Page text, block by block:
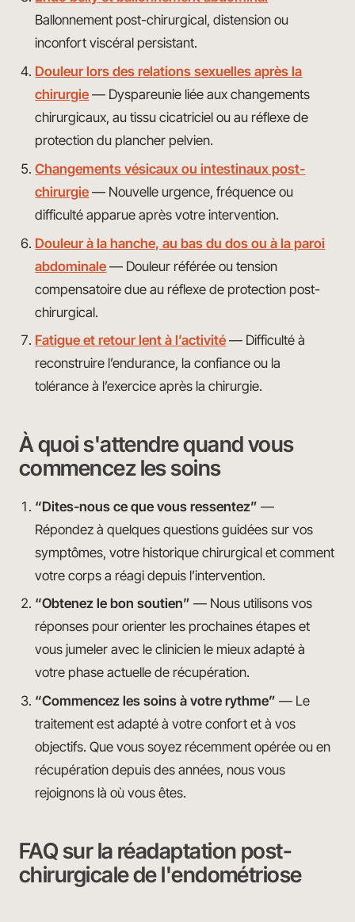
Ballonnement post-chirurgical, distension ou
inconfort viscéral persistant.
Douleur lors des relations sexuelles après la
chirurgie — Dyspareunie liée aux changements
chirurgicaux, au tissu cicatriciel ou au réflexe de
protection du plancher pelvien.
Changements vésicaux ou intestinaux post-
chirurgie — Nouvelle urgence, fréquence ou
difficulté apparue après votre intervention.
Douleur à la hanche, au bas du dos ou à la paroi
abdominale — Douleur référée ou tension
compensatoire due au réflexe de protection post-
chirurgical.
Fatigue et retour lent à l’activité — Difficulté à
reconstruire l’endurance, la confiance ou la
tolérance à l’exercice après la chirurgie.
À quoi s'attendre quand vous
commencez les soins
“Dites-nous ce que vous ressentez” —
Répondez à quelques questions guidées sur vos
symptômes, votre historique chirurgical et comment
votre corps a réagi depuis l’intervention.
“Obtenez le bon soutien” — Nous utilisons vos
réponses pour orienter les prochaines étapes et
vous jumeler avec le clinicien le mieux adapté à
votre phase actuelle de récupération.
“Commencez les soins à votre rythme” — Le
traitement est adapté à votre confort et à vos
objectifs. Que vous soyez récemment opérée ou en
récupération depuis des années, nous vous
rejoignons là où vous êtes.
FAQ sur la réadaptation post-
chirurgicale de l'endométriose